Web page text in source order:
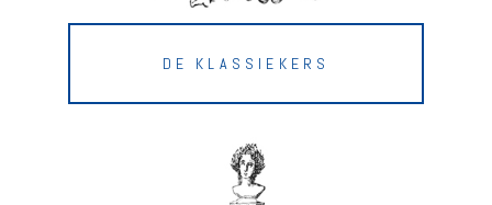
DE KLASSIEKERS